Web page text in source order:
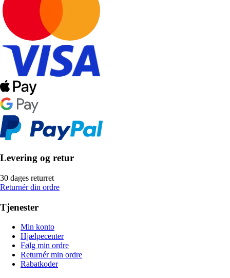
Levering og retur
30 dages returret
Returnér din ordre
Tjenester
Min konto
Hjælpecenter
Følg min ordre
Returnér min ordre
Rabatkoder